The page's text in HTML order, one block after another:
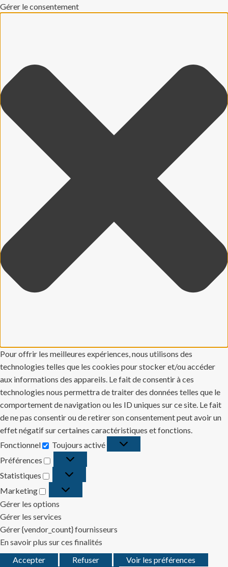
Gérer le consentement
Pour offrir les meilleures expériences, nous utilisons des
technologies telles que les cookies pour stocker et/ou accéder
aux informations des appareils. Le fait de consentir à ces
technologies nous permettra de traiter des données telles que le
comportement de navigation ou les ID uniques sur ce site. Le fait
de ne pas consentir ou de retirer son consentement peut avoir un
effet négatif sur certaines caractéristiques et fonctions.
Fonctionnel
Fonctionnel
Toujours activé
Préférences
Préférences
Statistiques
Statistiques
Marketing
Marketing
Gérer les options
Gérer les services
Gérer {vendor_count} fournisseurs
En savoir plus sur ces finalités
Accepter
Refuser
Voir les préférences